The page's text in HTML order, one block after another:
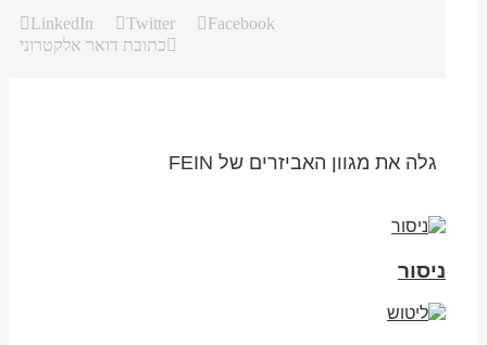
Facebook
Twitter
LinkedIn
כתובת דואר אלקטרוני
גלה את מגוון האביזרים של FEIN
ניסור